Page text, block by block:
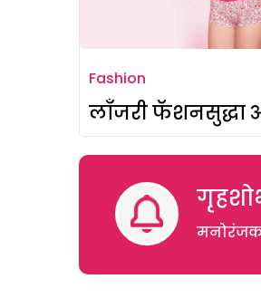
Fashion
लाँजरी फॅशनसुद्धा
मनोरंजक